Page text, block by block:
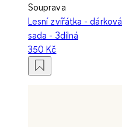
Souprava
Lesní zvířátka - dárková
sada - 3dílná
350 Kč